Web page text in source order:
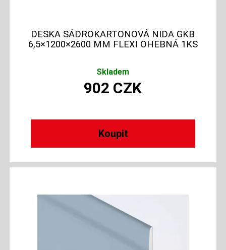
DESKA SÁDROKARTONOVÁ NIDA GKB
6,5×1200×2600 MM FLEXI OHEBNÁ 1KS
Skladem
902 CZK